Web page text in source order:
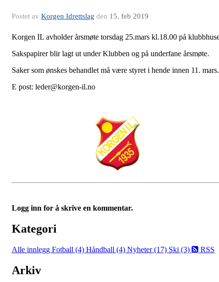
Postet av Korgen Idrettslag den 15. feb 2019
Korgen IL avholder årsmøte torsdag 25.mars kl.18.00 på
Sakspapirer blir lagt ut under Klubben og på underfane årsmøte.
Saker som ønskes behandlet må være styret i hende innen 11. mars.
E post: leder@korgen-il.no
Logg inn for å skrive en kommentar.
Kategori
Alle innlegg Fotball (4) Håndball (4) Nyheter (17) Ski (3) RSS
Arkiv